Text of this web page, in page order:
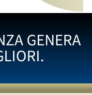
GENERA